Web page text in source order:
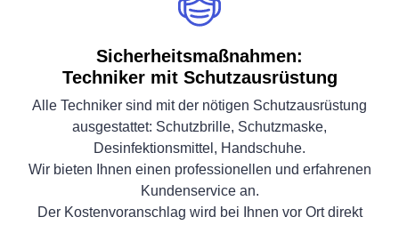
Sicherheitsmaßnahmen:
Techniker mit Schutzausrüstung
Alle Techniker sind mit der nötigen Schutzausrüstung
ausgestattet: Schutzbrille, Schutzmaske,
Desinfektionsmittel, Handschuhe.
Wir bieten Ihnen einen professionellen und erfahrenen
Kundenservice an.
Der Kostenvoranschlag wird bei Ihnen vor Ort direkt